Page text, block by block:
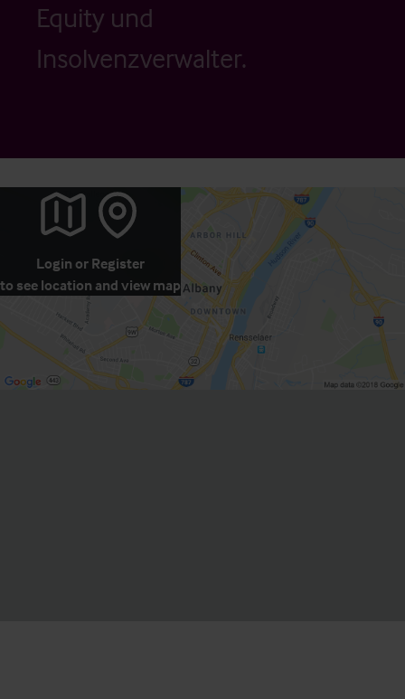
Equity und
Insolvenzverwalter.
Login or Register
to see location and view map